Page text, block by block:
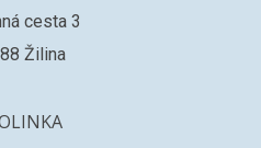
cesta 3
Žilina